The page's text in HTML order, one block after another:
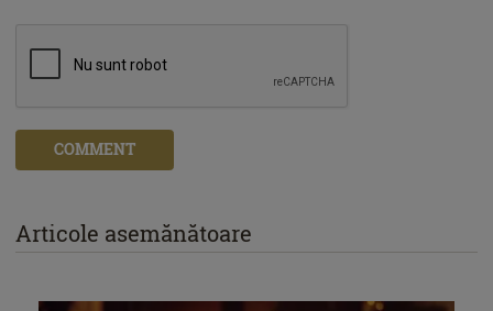
COMMENT
Articole asemănătoare